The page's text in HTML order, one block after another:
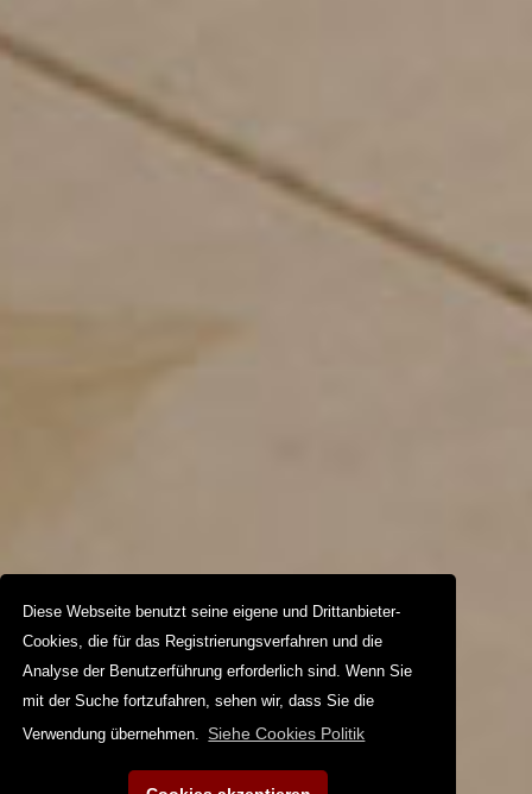
Diese Webseite benutzt seine eigene und Drittanbieter-
Cookies, die für das Registrierungsverfahren und die
Analyse der Benutzerführung erforderlich sind. Wenn Sie
mit der Suche fortzufahren, sehen wir, dass Sie die
Verwendung übernehmen. Siehe Cookies Politik